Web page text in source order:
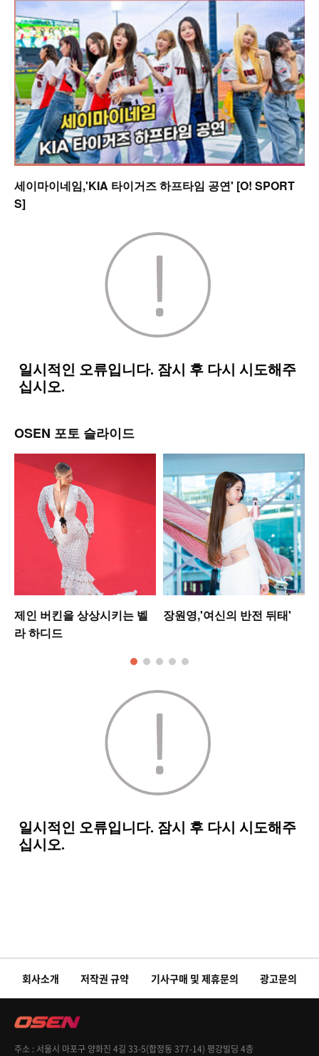
세이마이네임,'KIA 타이거즈 하프타임 공연' [O! SPORT
S]
OSEN 포토 슬라이드
제인 버킨을 상상시키는 벨
라 하디드
장원영,'여신의 반전 뒤태'
회사소개 저작권 규약 기사구매 및 제휴문의 광고문의
주소 서울시 마포구 양화진 4길 33-5(합정동 377-14) 평강빌딩 4층